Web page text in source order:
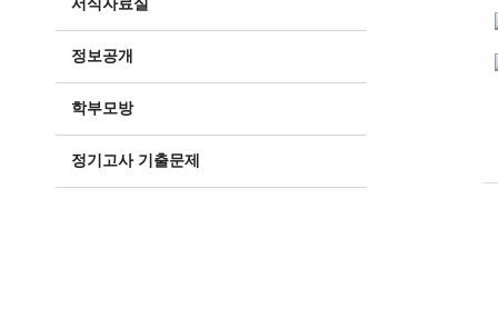
정보공개
학부모방
정기고사 기출문제